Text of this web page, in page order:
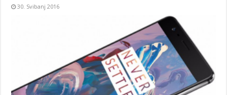
30. Svibanj 2016